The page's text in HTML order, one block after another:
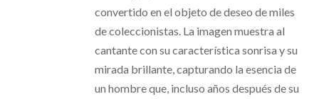
convertido en el objeto de deseo de miles
de coleccionistas. La imagen muestra al
cantante con su característica sonrisa y su
mirada brillante, capturando la esencia de
un hombre que, incluso años después de su